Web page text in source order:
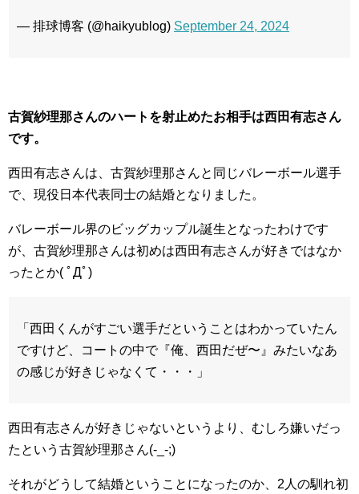
— 排球博客 (@haikyublog) September 24, 2024
古賀紗理那さんのハートを射止めたお相手は西田有志さん
です。
西田有志さんは、古賀紗理那さんと同じバレーボール選手
で、現役日本代表同士の結婚となりました。
バレーボール界のビッグカップル誕生となったわけです
が、古賀紗理那さんは初めは西田有志さんが好きではなか
ったとか( ﾟДﾟ)
「西田くんがすごい選手だということはわかっていたん
ですけど、コートの中で『俺、西田だぜ〜』みたいなあ
の感じが好きじゃなくて・・・」
西田有志さんが好きじゃないというより、むしろ嫌いだっ
たという古賀紗理那さん(-_-;)
それがどうして結婚ということになったのか、2人の馴れ初